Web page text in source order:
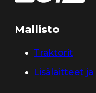
Mallisto
Traktorit
Lisälaitteet